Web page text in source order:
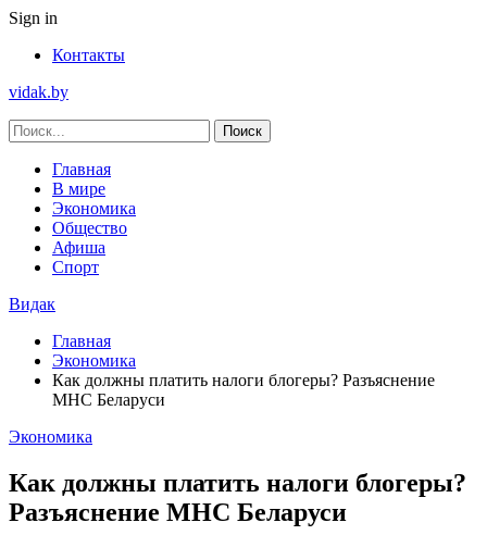
Sign in
Контакты
vidak.by
Главная
В мире
Экономика
Общество
Афиша
Спорт
Видак
Главная
Экономика
Как должны платить налоги блогеры? Разъяснение
МНС Беларуси
Экономика
Как должны платить налоги блогеры?
Разъяснение МНС Беларуси